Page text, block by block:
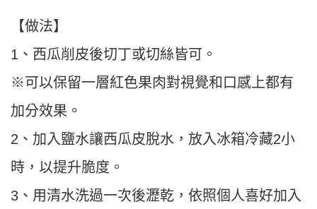
【做法】
1、西瓜削皮後切丁或切絲皆可。
※可以保留一層紅色果肉對視覺和口感上都有
加分效果。
2、加入鹽水讓西瓜皮脫水，放入冰箱冷藏2小
時，以提升脆度。
3、用清水洗過一次後瀝乾，依照個人喜好加入